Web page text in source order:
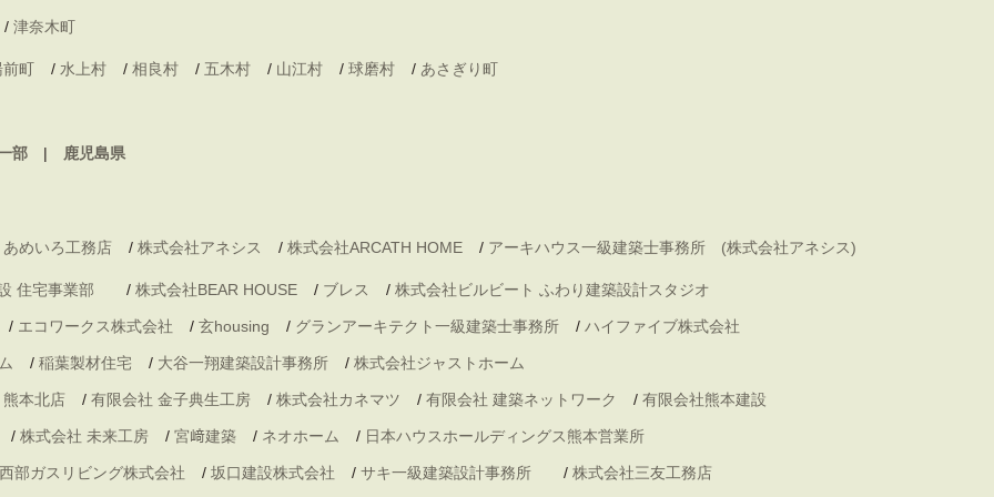
/ 津奈木町
前町 / 水上村 / 相良村 / 五木村 / 山江村 / 球磨村 / あさぎり町
部 鹿児島県
めいろ工務店 / 株式会社アネシス / 株式会社ARCATH HOME / アーキハウス一級建築士事務所 (株式会社アネシス)
住宅事業部 / 株式会社BEAR HOUSE / ブレス / 株式会社ビルビート ふわり建築設計スタジオ
/ エコワークス株式会社 / 玄housing / グランアーキテクト一級建築士事務所 / ハイファイブ株式会社
/ 稲葉製材住宅 / 大谷一翔建築設計事務所 / 株式会社ジャストホーム
本北店 / 有限会社 金子典生工房 / 株式会社カネマツ / 有限会社 建築ネットワーク / 有限会社熊本建設
/ 株式会社 未来工房 / 宮﨑建築 / ネオホーム / 日本ハウスホールディングス熊本営業所
西部ガスリビング株式会社 / 坂口建設株式会社 / サキ一級建築設計事務所 / 株式会社三友工務店